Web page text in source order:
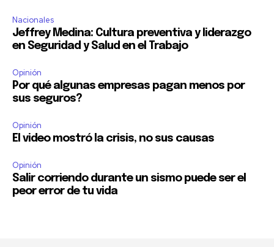
Nacionales
Jeffrey Medina: Cultura preventiva y liderazgo
en Seguridad y Salud en el Trabajo
Opinión
Por qué algunas empresas pagan menos por
sus seguros?
Opinión
El video mostró la crisis, no sus causas
Opinión
Salir corriendo durante un sismo puede ser el
peor error de tu vida